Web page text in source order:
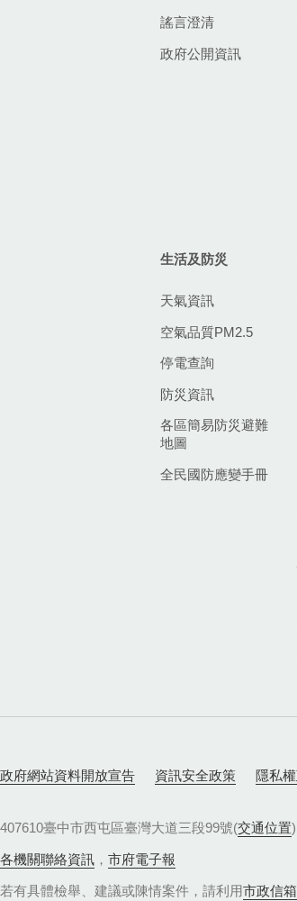
謠言澄清
政府公開資訊
生活及防災
天氣資訊
空氣品質PM2.5
停電查詢
防災資訊
各區簡易防災避難
地圖
全民國防應變手冊
政府網站資料開放宣告 資訊安全政策 隱私
407610臺中市西屯區臺灣大道三段99號(交通位置
各機關聯絡資訊 ， 市府電子報
若有具體檢舉、建議或陳情案件，請利用市政信箱